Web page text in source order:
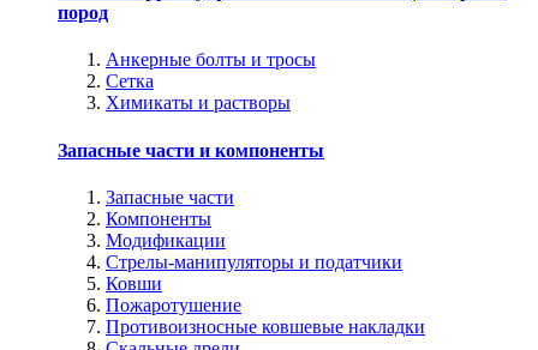
пород
Анкерные болты и тросы
Сетка
Химикаты и растворы
Запасные части и компоненты
Запасные части
Компоненты
Модификации
Стрелы-манипуляторы и податчики
Ковши
Пожаротушение
Противоизносные ковшевые накладки